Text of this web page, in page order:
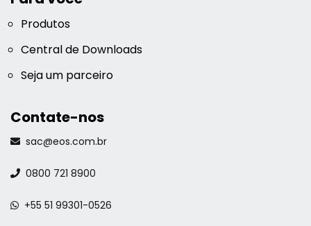
Produtos
Central de Downloads
Seja um parceiro
Contate-nos
sac@eos.com.br
0800 721 8900
+55 51 99301-0526